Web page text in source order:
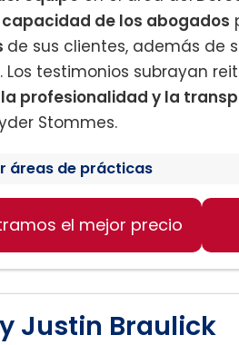
capacidad de los abogados
de sus clientes, además de
Los testimonios subrayan
profesionalidad y la
Stommes.
áreas de prácticas
de divorcio
sobre custodia y
en casos de separación
el mejor precio
Justin Braulick